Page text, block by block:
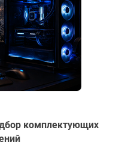
комплектующих